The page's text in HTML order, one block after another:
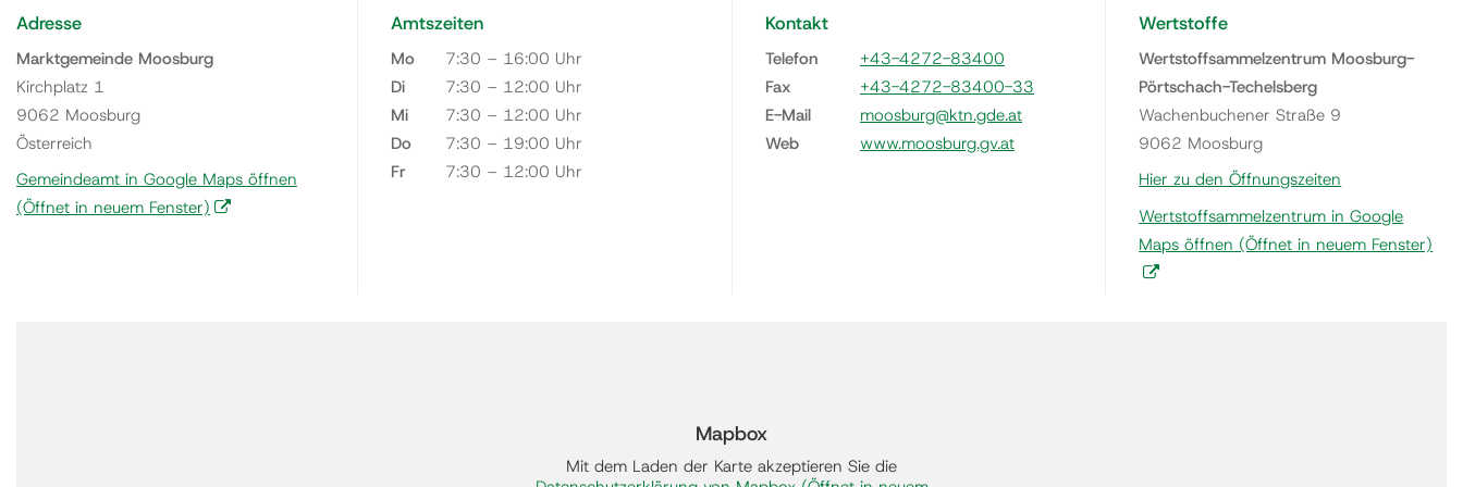
Adresse
Marktgemeinde Moosburg
Kirchplatz 1
9062 Moosburg
Österreich
Gemeindeamt in Google Maps öffnen
(Öffnet in neuem Fenster)
Amtszeiten
Mo
7:30 – 16:00 Uhr
Di
7:30 – 12:00 Uhr
Mi
7:30 – 12:00 Uhr
Do
7:30 – 19:00 Uhr
Fr
7:30 – 12:00 Uhr
Kontakt
Telefon
+43-4272-83400
Fax
+43-4272-83400-33
E-Mail
moosburg@ktn.gde.at
Web
www.moosburg.gv.at
Wertstoffe
Wertstoffsammelzentrum Moosburg-
Pörtschach-Techelsberg
Wachenbuchener Straße 9
9062 Moosburg
Hier zu den Öffnungszeiten
Wertstoffsammelzentrum in Google
Maps öffnen (Öffnet in neuem Fenster)
Mapbox
Mit dem Laden der Karte akzeptieren Sie die